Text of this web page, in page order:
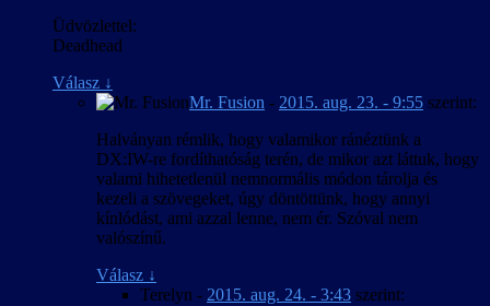
Üdvözlettel:
Deadhead
Válasz ↓
Mr. Fusion - 2015. aug. 23. - 9:55 szerint:
Halványan rémlik, hogy valamikor ránéztünk a
DX:IW-re fordíthatóság terén, de mikor azt láttuk, hogy
valami hihetetlenül nemnormális módon tárolja és
kezeli a szövegeket, úgy döntöttünk, hogy annyi
kínlódást, ami azzal lenne, nem ér. Szóval nem
valószínű.
Válasz ↓
Terelyn - 2015. aug. 24. - 3:43 szerint: